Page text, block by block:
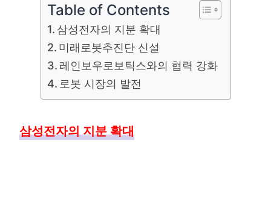
Table of Contents
삼성전자의 지분 확대
미래로봇추진단 신설
레인보우로보틱스와의 협력 강화
로봇 시장의 발전
삼성전자의 지분 확대